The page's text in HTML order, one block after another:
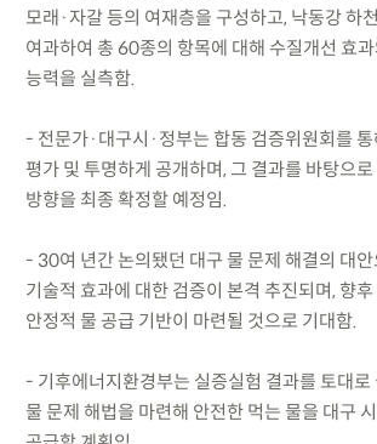
모래·자갈 등의 여재층을 구성하고, 낙동강 하
여과하여 총 60종의 항목에 대해 수질개선 효
능력을 실측함.
- 전문가·대구시·정부는 합동 검증위원회를
평가 및 투명하게 공개하며, 그 결과를 바탕으
방향을 최종 확정할 예정임.
- 30여 년간 논의됐던 대구 물 문제 해결의 대
기술적 효과에 대한 검증이 본격 추진되며, 향
안정적 물 공급 기반이 마련될 것으로 기대함.
- 기후에너지환경부는 실증실험 결과를 토대로
물 문제 해법을 마련해 안전한 먹는 물을 대구